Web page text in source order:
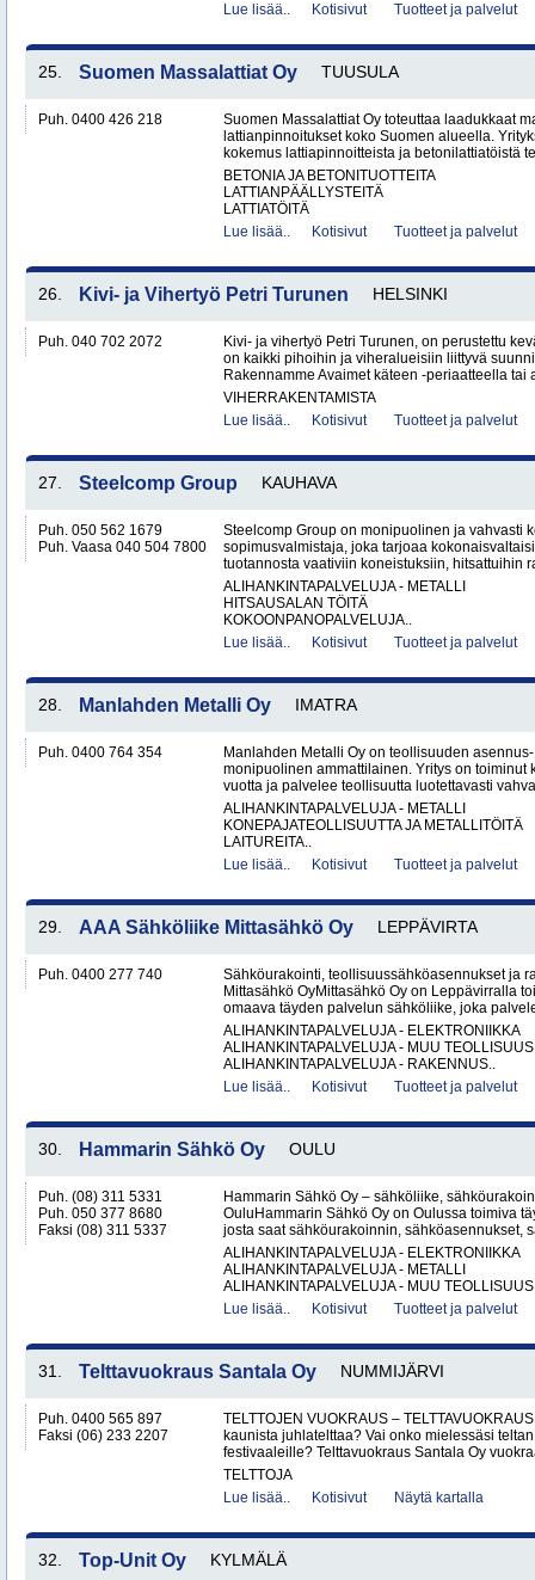
Lue lisää..
Kotisivut Tuotteet ja palvelut
25. Suomen Massalattiat Oy TUUSULA
Puh. 0400 426 218
Suomen Massalattiat Oy toteuttaa laadukkaat
lattianpinnoitukset koko Suomen alueella.
kokemus lattiapinnoitteista ja betonilattiatöistä
BETONIA JA BETONITUOTTEITA
LATTIANPÄÄLLYSTEITÄ
LATTIATÖITÄ
Lue lisää..
Kotisivut Tuotteet ja palvelut
26. Kivi- ja Vihertyö Petri Turunen HELSINKI
Puh. 040 702 2072
Kivi- ja vihertyö Petri Turunen, on perustettu
on kaikki pihoihin ja viheralueisiin liittyvä
Rakennamme Avaimet käteen -periaatteella tai
VIHERRAKENTAMISTA
Lue lisää..
Kotisivut Tuotteet ja palvelut
27. Steelcomp Group KAUHAVA
Puh. 050 562 1679
Puh. Vaasa 040 504 7800
Steelcomp Group on monipuolinen ja vahvasti
sopimusvalmistaja, joka tarjoaa
tuotannosta vaativiin koneistuksiin, hitsattuihin
ALIHANKINTAPALVELUJA - METALLI
HITSAUSALAN TÖITÄ
KOKOONPANOPALVELUJA..
Lue lisää..
Kotisivut Tuotteet ja palvelut
28. Manlahden Metalli Oy IMATRA
Puh. 0400 764 354
Manlahden Metalli Oy on teollisuuden
monipuolinen ammattilainen. Yritys on toiminut
vuotta ja palvelee teollisuutta luotettavasti
ALIHANKINTAPALVELUJA - METALLI
KONEPAJATEOLLISUUTTA JA METALLITÖITÄ
LAITUREITA..
Lue lisää..
Kotisivut Tuotteet ja palvelut
29. AAA Sähköliike Mittasähkö Oy LEPPÄVIRTA
Puh. 0400 277 740
Sähköurakointi, teollisuussähköasennukset ja
Mittasähkö OyMittasähkö Oy on Leppävirralla
omaava täyden palvelun sähköliike, joka
ALIHANKINTAPALVELUJA - ELEKTRONIIKKA
ALIHANKINTAPALVELUJA - MUU TEOLLISUUS
ALIHANKINTAPALVELUJA - RAKENNUS..
Lue lisää..
Kotisivut Tuotteet ja palvelut
30. Hammarin Sähkö Oy OULU
Puh. (08) 311 5331
Puh. 050 377 8680
Faksi (08) 311 5337
Hammarin Sähkö Oy – sähköliike,
OuluHammarin Sähkö Oy on Oulussa toimiva
josta saat sähköurakoinnin, sähköasennukset,
ALIHANKINTAPALVELUJA - ELEKTRONIIKKA
ALIHANKINTAPALVELUJA - METALLI
ALIHANKINTAPALVELUJA - MUU
Lue lisää..
Kotisivut Tuotteet ja palvelut
31. Telttavuokraus Santala Oy NUMMIJÄRVI
Puh. 0400 565 897
Faksi (06) 233 2207
TELTTOJEN VUOKRAUS –
kaunista juhlatelttaa? Vai onko mielessäsi
festivaaleille? Telttavuokraus Santala Oy
TELTTOJA
Lue lisää..
Kotisivut Näytä kartalla
32. Top-Unit Oy KYLMÄLÄ